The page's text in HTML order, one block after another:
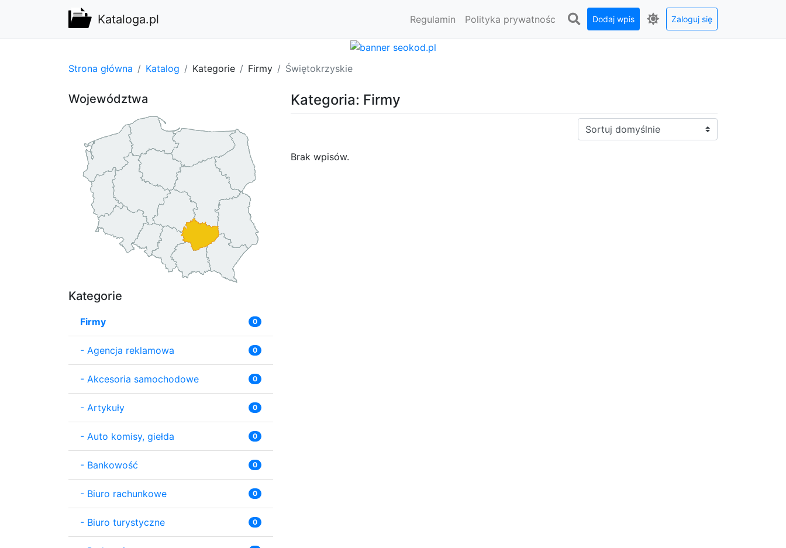
Kataloga.pl Regulamin Polityka prywatnośc Dodaj wpis Zaloguj się
Strona główna Katalog Kategorie Firmy Świętokrzyskie
Kategoria: Firmy
Sortuj:
Brak wpisów.
Województwa
Kategorie
Firmy 0
- Agencja reklamowa 0
- Akcesoria samochodowe 0
- Artykuły 0
- Auto komisy, giełda 0
- Bankowość 0
- Biuro rachunkowe 0
- Biuro turystyczne 0